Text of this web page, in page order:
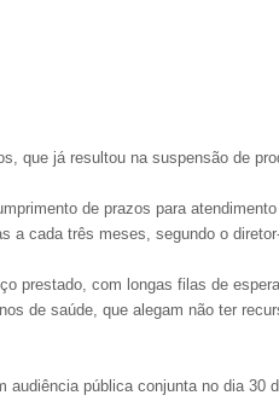
que já resultou na suspensão de
de prazos para
cada três meses, segundo o
prestado, com longas filas de
de saúde, que alegam não ter
pública conjunta no dia 30